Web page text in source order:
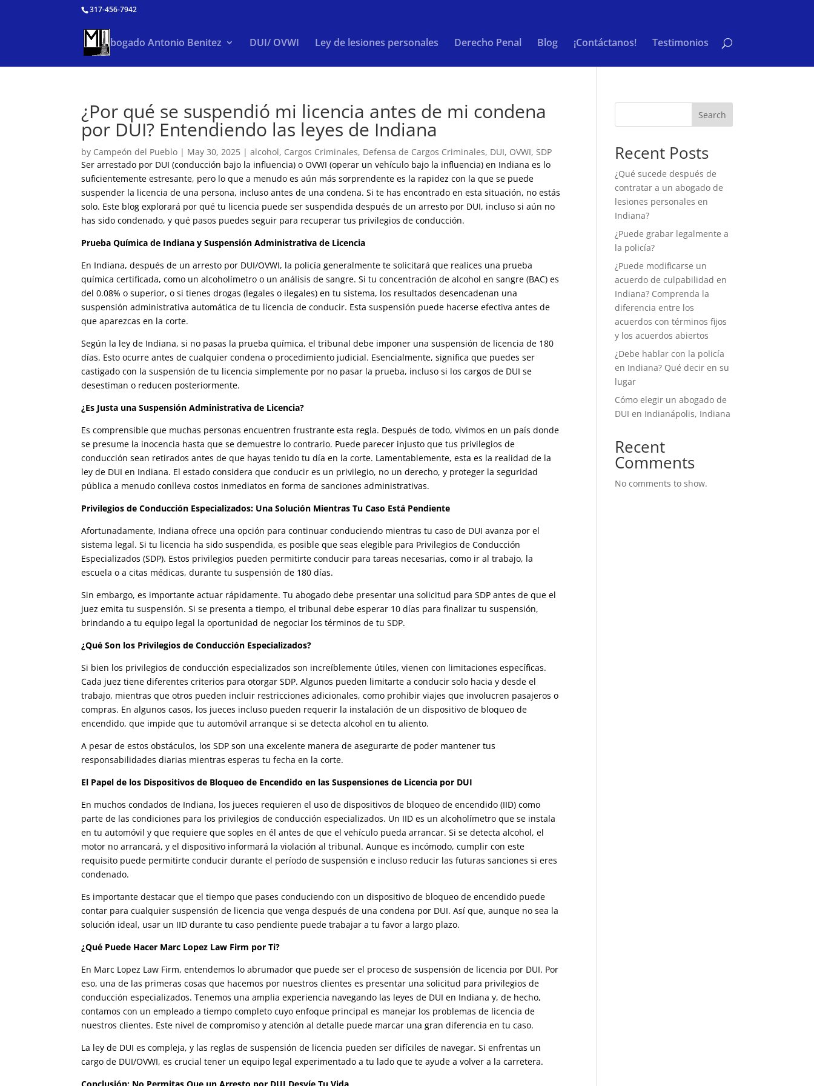
317-456-7942
Abogado Antonio Benitez DUI/ OVWI Ley de lesiones personales Derecho Penal Blog ¡Contáctanos! Testimonios
¿Por qué se suspendió mi licencia antes de mi condena
por DUI? Entendiendo las leyes de Indiana
by Campeón del Pueblo | May 30, 2025 |alcohol, Cargos Criminales, Defensa de Cargos Criminales, DUI, OVWI,SDP
Ser arrestado por DUI (conducción bajo la influencia) o OVWI (operar un vehículo bajo la influencia) en Indiana es lo
suficientemente estresante, pero lo que a menudo es aún más sorprendente es la rapidez con la que se puede
suspender la licencia de una persona, incluso antes de una condena. Si te has encontrado en esta situación, no estás
solo. Este blog explorará por qué tu licencia puede ser suspendida después de un arresto por DUI, incluso si aún no
has sido condenado, y qué pasos puedes seguir para recuperar tus privilegios de conducción.
Prueba Química de Indiana y Suspensión Administrativa de Licencia
En Indiana, después de un arresto por DUI/OVWI, la policía generalmente te solicitará que realices una prueba
química certificada, como un alcoholímetro o un análisis de sangre. Si tu concentración de alcohol en sangre (BAC) es
del 0.08% o superior, o si tienes drogas (legales o ilegales) en tu sistema, los resultados desencadenan una
suspensión administrativa automática de tu licencia de conducir. Esta suspensión puede hacerse efectiva antes de
que aparezcas en la corte.
Según la ley de Indiana, si no pasas la prueba química, el tribunal debe imponer una suspensión de licencia de 180
días. Esto ocurre antes de cualquier condena o procedimiento judicial. Esencialmente, significa que puedes ser
castigado con la suspensión de tu licencia simplemente por no pasar la prueba, incluso si los cargos de DUI se
desestiman o reducen posteriormente.
¿Es Justa una Suspensión Administrativa de Licencia?
Es comprensible que muchas personas encuentren frustrante esta regla. Después de todo, vivimos en un país donde
se presume la inocencia hasta que se demuestre lo contrario. Puede parecer injusto que tus privilegios de
conducción sean retirados antes de que hayas tenido tu día en la corte. Lamentablemente, esta es la realidad de la
ley de DUI en Indiana. El estado considera que conducir es un privilegio, no un derecho, y proteger la seguridad
pública a menudo conlleva costos inmediatos en forma de sanciones administrativas.
Privilegios de Conducción Especializados: Una Solución Mientras Tu Caso Está Pendiente
Afortunadamente, Indiana ofrece una opción para continuar conduciendo mientras tu caso de DUI avanza por el
sistema legal. Si tu licencia ha sido suspendida, es posible que seas elegible para Privilegios de Conducción
Especializados (SDP). Estos privilegios pueden permitirte conducir para tareas necesarias, como ir al trabajo, la
escuela o a citas médicas, durante tu suspensión de 180 días.
Sin embargo, es importante actuar rápidamente. Tu abogado debe presentar una solicitud para SDP antes de que el
juez emita tu suspensión. Si se presenta a tiempo, el tribunal debe esperar 10 días para finalizar tu suspensión,
brindando a tu equipo legal la oportunidad de negociar los términos de tu SDP.
¿Qué Son los Privilegios de Conducción Especializados?
Si bien los privilegios de conducción especializados son increíblemente útiles, vienen con limitaciones específicas.
Cada juez tiene diferentes criterios para otorgar SDP. Algunos pueden limitarte a conducir solo hacia y desde el
trabajo, mientras que otros pueden incluir restricciones adicionales, como prohibir viajes que involucren pasajeros o
compras. En algunos casos, los jueces incluso pueden requerir la instalación de un dispositivo de bloqueo de
encendido, que impide que tu automóvil arranque si se detecta alcohol en tu aliento.
A pesar de estos obstáculos, los SDP son una excelente manera de asegurarte de poder mantener tus
responsabilidades diarias mientras esperas tu fecha en la corte.
El Papel de los Dispositivos de Bloqueo de Encendido en las Suspensiones de Licencia por DUI
En muchos condados de Indiana, los jueces requieren el uso de dispositivos de bloqueo de encendido (IID) como
parte de las condiciones para los privilegios de conducción especializados. Un IID es un alcoholímetro que se instala
en tu automóvil y que requiere que soples en él antes de que el vehículo pueda arrancar. Si se detecta alcohol, el
motor no arrancará, y el dispositivo informará la violación al tribunal. Aunque es incómodo, cumplir con este
requisito puede permitirte conducir durante el período de suspensión e incluso reducir las futuras sanciones si eres
condenado.
Es importante destacar que el tiempo que pases conduciendo con un dispositivo de bloqueo de encendido puede
contar para cualquier suspensión de licencia que venga después de una condena por DUI. Así que, aunque no sea la
solución ideal, usar un IID durante tu caso pendiente puede trabajar a tu favor a largo plazo.
¿Qué Puede Hacer Marc Lopez Law Firm por Ti?
En Marc Lopez Law Firm, entendemos lo abrumador que puede ser el proceso de suspensión de licencia por DUI. Por
eso, una de las primeras cosas que hacemos por nuestros clientes es presentar una solicitud para privilegios de
conducción especializados. Tenemos una amplia experiencia navegando las leyes de DUI en Indiana y, de hecho,
contamos con un empleado a tiempo completo cuyo enfoque principal es manejar los problemas de licencia de
nuestros clientes. Este nivel de compromiso y atención al detalle puede marcar una gran diferencia en tu caso.
La ley de DUI es compleja, y las reglas de suspensión de licencia pueden ser difíciles de navegar. Si enfrentas un
cargo de DUI/OVWI, es crucial tener un equipo legal experimentado a tu lado que te ayude a volver a la carretera.
Search
Recent Posts
¿Qué sucede después de
contratar a un abogado de
lesiones personales en
Indiana?
¿Puede grabar legalmente a
la policía?
¿Puede modificarse un
acuerdo de culpabilidad en
Indiana? Comprenda la
diferencia entre los
acuerdos con términos fijos
y los acuerdos abiertos
¿Debe hablar con la policía
en Indiana? Qué decir en su
lugar
Cómo elegir un abogado de
DUI en Indianápolis, Indiana
Recent
Comments
No comments to show.